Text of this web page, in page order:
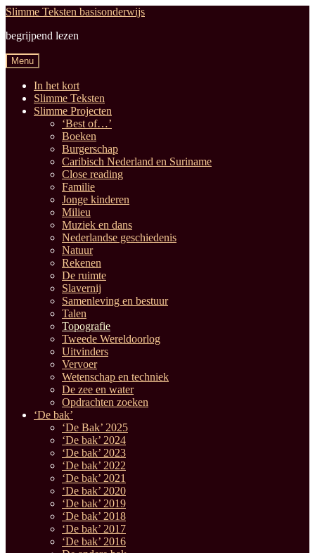
Ga
naar
Ga
de
Slimme Teksten basisonderwijs
begrijpend lezen
Menu
In het kort
Slimme Teksten
Slimme Projecten
‘Best of…’
Boeken
Burgerschap
Caribisch Nederland en Suriname
Close reading
Familie
Jonge kinderen
Milieu
Muziek en dans
Nederlandse geschiedenis
Natuur
Rekenen
De ruimte
Slavernij
Samenleving en bestuur
Talen
Topografie
Tweede Wereldoorlog
Uitvinders
Vervoer
Wetenschap en techniek
De zee en water
Opdrachten zoeken
‘De bak’
‘De Bak’ 2025
‘De bak’ 2024
‘De bak’ 2023
‘De bak’ 2022
‘De bak’ 2021
‘De bak’ 2020
‘De bak’ 2019
‘De bak’ 2018
‘De bak’ 2017
‘De bak’ 2016